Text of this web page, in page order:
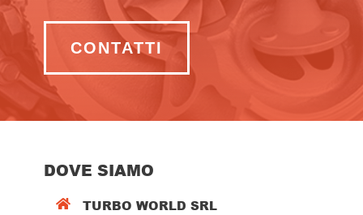
CONTATTI
DOVE SIAMO
 TURBO WORLD SRL